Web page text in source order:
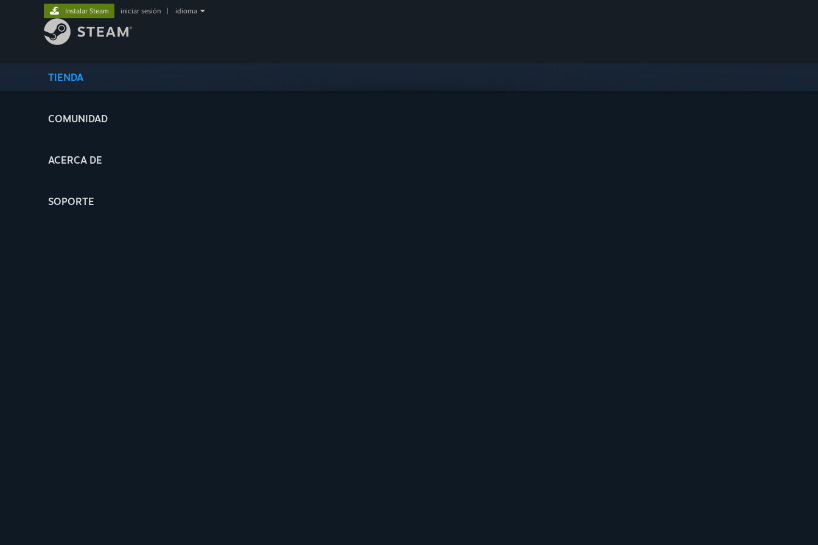
TIENDA
COMUNIDAD
ACERCA DE
SOPORTE
Instalar Steam iniciar sesión idioma